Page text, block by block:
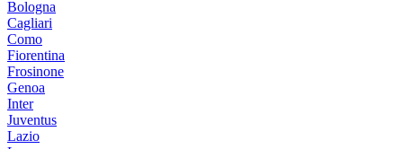
Bologna
Cagliari
Como
Fiorentina
Frosinone
Genoa
Inter
Juventus
Lazio